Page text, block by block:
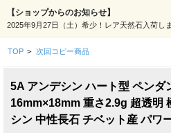
【ショップからのお知らせ】
2025年9月27日（土）希少！レア天然石入荷し
TOP > 次回コピー商品
5A アンデシン ハート型 ペンダ
16mm×18mm 重さ2.9g 超透明
シン 中性長石 チベット産 パワ